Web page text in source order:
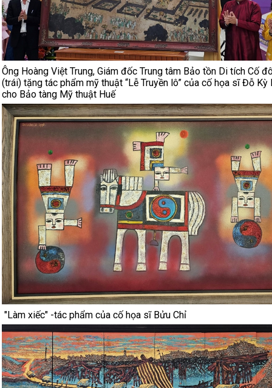
Ông Hoàng Việt Trung, Giám đốc Trung tâm Bảo tồn Di tích Cố
(trái) tặng tác phẩm mỹ thuật “Lễ Truyền lô” của cố họa sĩ Đỗ Kỳ
cho Bảo tàng Mỹ thuật Huế
"Làm xiếc" -tác phẩm của cố họa sĩ Bửu Chỉ